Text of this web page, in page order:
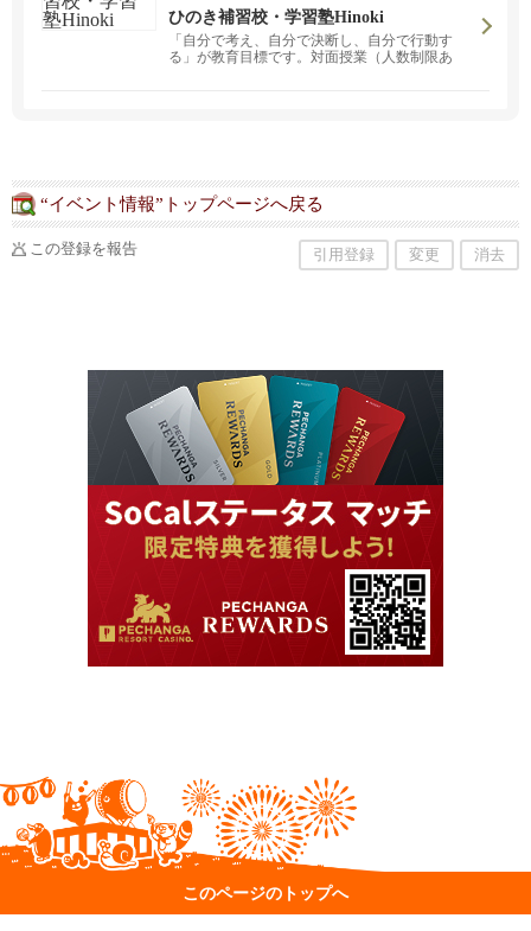
ひのき補習校・学習塾Hinoki
「自分で考え、自分で決断し、自分で行動す
る」が教育目標です。対面授業（人数制限あ
“イベント情報”トップページへ戻る
この登録を報告 引用登録 変更 消去
このページのトップへ